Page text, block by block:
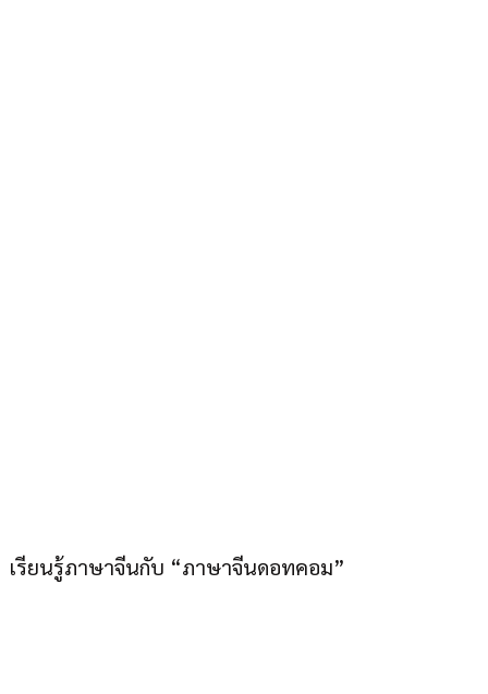
เรียนรู้ภาษาจีนกับ “ภาษาจีนดอทคอม”